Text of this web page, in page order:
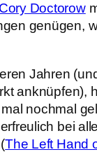
Doctorow
genügen,
Jahren
anknüpfen),
nochmal
bei
The Left Hand